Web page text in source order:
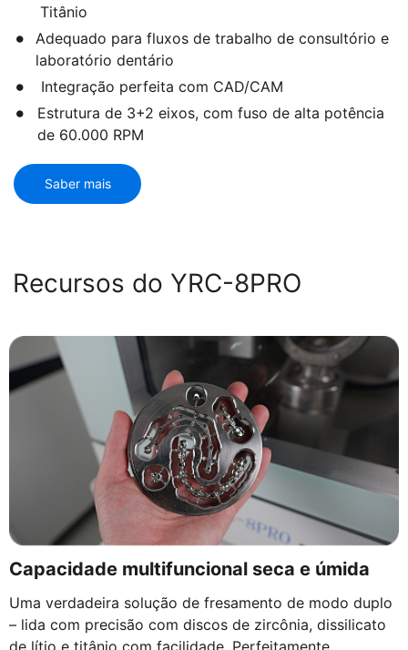
Titânio
Adequado para fluxos de trabalho de consultório e
laboratório dentário
Integração perfeita com CAD/CAM
Estrutura de 3+2 eixos, com fuso de alta potência
de 60.000 RPM
Saber mais
Recursos do YRC-8PRO
Capacidade multifuncional seca e úmida
Uma verdadeira solução de fresamento de modo duplo
– lida com precisão com discos de zircônia, dissilicato